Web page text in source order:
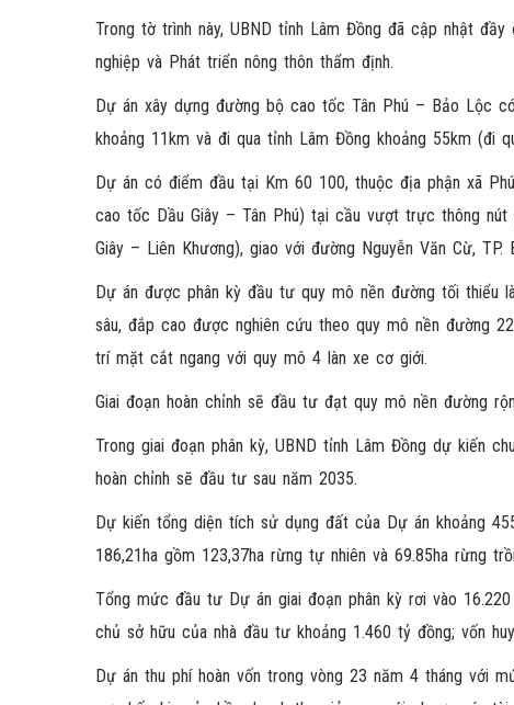
Trong tờ trình này, UBND tỉnh Lâm Đồng đã cập nhật
nghiệp và Phát triển nông thôn thẩm định.
Dự án xây dựng đường bộ cao tốc Tân Phú – Bảo Lộc
khoảng 11km và đi qua tỉnh Lâm Đồng khoảng 55km (đi
Dự án có điểm đầu tại Km 60 100, thuộc địa phận xã
cao tốc Dầu Giây – Tân Phú) tại cầu vượt trực thông
Giây – Liên Khương), giao với đường Nguyễn Văn Cừ,
Dự án được phân kỳ đầu tư quy mô nền đường tối thiểu
sâu, đắp cao được nghiên cứu theo quy mô nền đường
trí mặt cắt ngang với quy mô 4 làn xe cơ giới.
Giai đoạn hoàn chỉnh sẽ đầu tư đạt quy mô nền đường
Trong giai đoạn phân kỳ, UBND tỉnh Lâm Đồng dự kiến
hoàn chỉnh sẽ đầu tư sau năm 2035.
Dự kiến tổng diện tích sử dụng đất của Dự án khoảng
186,21ha gồm 123,37ha rừng tự nhiên và 69.85ha rừng
Tổng mức đầu tư Dự án giai đoạn phân kỳ rơi vào
chủ sở hữu của nhà đầu tư khoảng 1.460 tỷ đồng; vốn
Dự án thu phí hoàn vốn trong vòng 23 năm 4 tháng với